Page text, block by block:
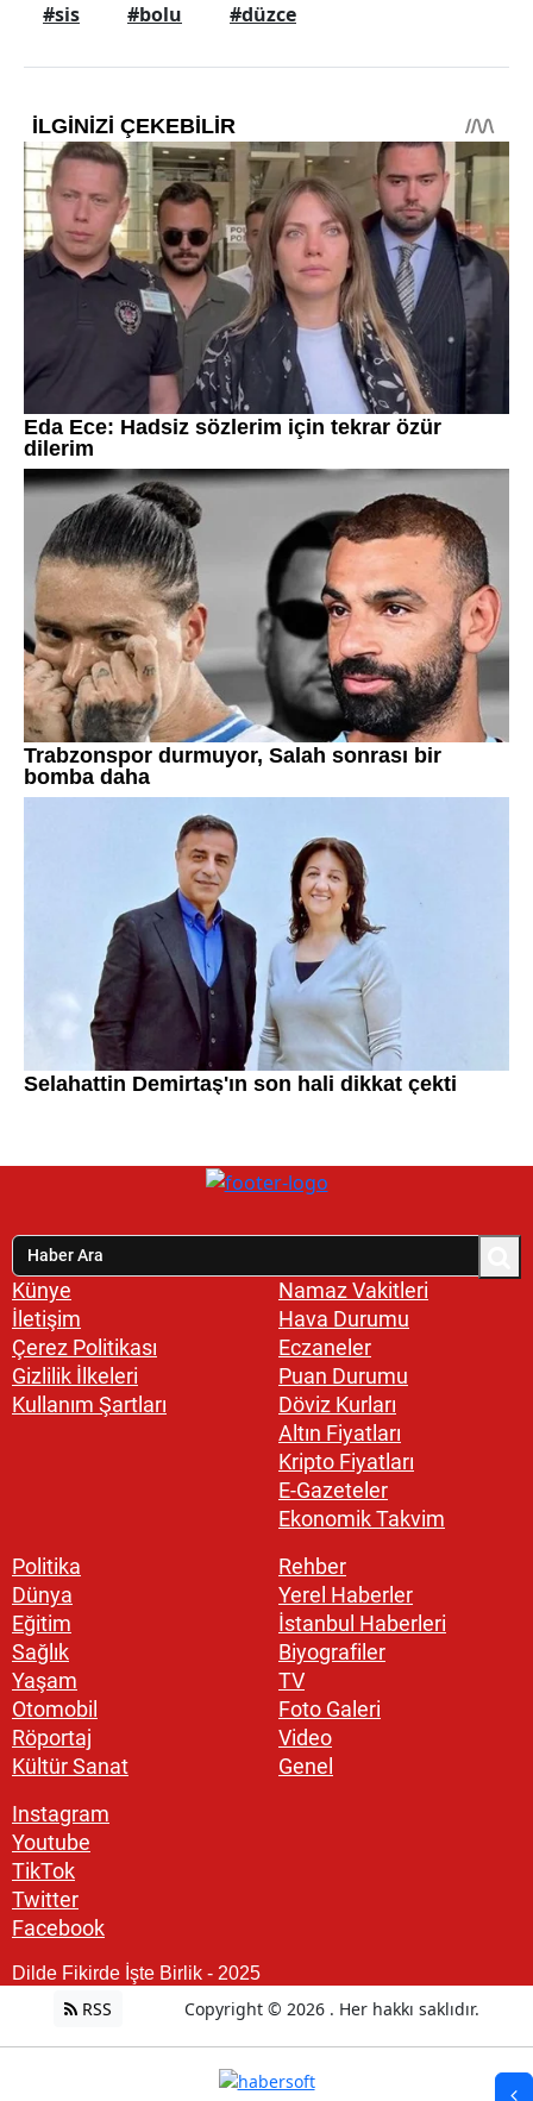
#sis #bolu #düzce
Künye
İletişim
Çerez Politikası
Gizlilik İlkeleri
Kullanım Şartları
Namaz Vakitleri
Hava Durumu
Eczaneler
Puan Durumu
Döviz Kurları
Altın Fiyatları
Kripto Fiyatları
E-Gazeteler
Ekonomik Takvim
Politika
Dünya
Eğitim
Sağlık
Yaşam
Otomobil
Röportaj
Kültür Sanat
Rehber
Yerel Haberler
İstanbul Haberleri
Biyografiler
TV
Foto Galeri
Video
Genel
Instagram
Youtube
TikTok
Twitter
Facebook
Dilde Fikirde İşte Birlik - 2025
RSS Copyright © 2026 . Her hakkı saklıdır.